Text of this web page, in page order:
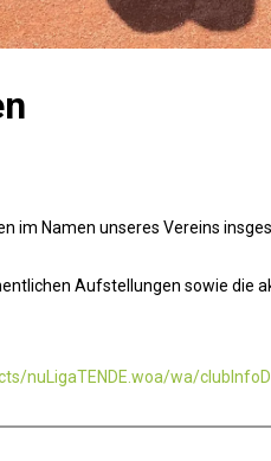
im Namen unseres Vereins
Aufstellungen sowie die
nuLigaTENDE.woa/wa/